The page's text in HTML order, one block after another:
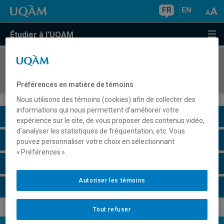
FR EN
Étudier à l'UQAM
COURS//
Description du cours
Horaire - Été 2026
Préférences en matière de témoins
Nous utilisons des témoins (cookies) afin de collecter des
informations qui nous permettent d’améliorer votre
expérience sur le site, de vous proposer des contenus vidéo,
d’analyser les statistiques de fréquentation, etc. Vous
pouvez personnaliser votre choix en sélectionnant
« Préférences ».
Tout refuser
Autoriser les témoins